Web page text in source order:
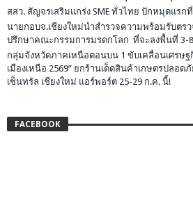
สสว. สัญจรเสริมแกร่ง SME ทั่วไทย ปักหมุดแรก
นายกอบจ.เชียงใหม่นำสำรวจความพร้อมรับตร
ปรึกษาคณะกรรมการมรดกโลก ที่จะลงพื้นที่ 3-
กลุ่มจังหวัดภาคเหนือตอนบน 1 ขับเคลื่อนเศรษฐ
เมืองเหนือ 2569” ยกร้านเด็ดสินค้าเกษตรปลอด
เซ็นทรัล เชียงใหม่ แอร์พอร์ต 25-29 ก.ค. นี้!
FACEBOOK